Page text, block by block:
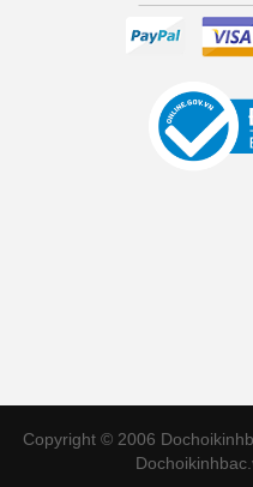
Copyright © 2006